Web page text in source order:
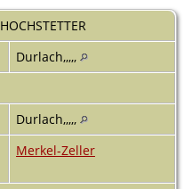
HOCHSTETTER
Durlach,,,,,
Durlach,,,,,
Merkel-Zeller